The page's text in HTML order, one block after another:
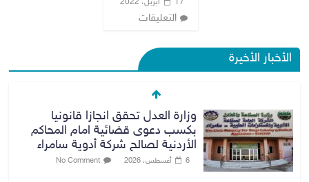
17 أبريل، 2022
التعليقات
الأخبار الأخيرة
وزارة العدل تحقق انجازا قانونيا
بكسب دعوى قضائية امام المحاكم
الأردنية لصالح شركة أدوية سامراء
6 أغسطس، 2026 No Comment